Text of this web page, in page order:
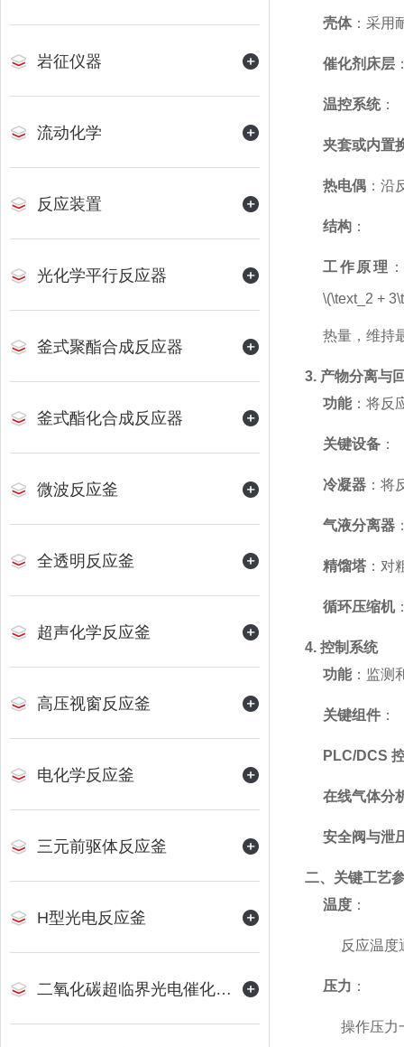
壳体：采用
催化剂床层
温控系统：
夹套或内置
热电偶 ：沿
结构 ：
工作原理
\(\text_2 +
热量，维持
3. 产物分离与
功能：将反
关键设备 ：
冷凝器 ：
气液分离器
精馏塔 ：对
循环压缩机
4. 控制系统
功能：监测
关键组件 ：
PLC/DCS
在线气体分
安全阀与泄
二、关键工艺
温度 ：
反应温
压力 ：
操作压力
岩征仪器
流动化学
反应装置
光化学平行反应器
釜式聚酯合成反应器
釜式酯化合成反应器
微波反应釜
全透明反应釜
超声化学反应釜
高压视窗反应釜
电化学反应釜
三元前驱体反应釜
H型光电反应釜
二氧化碳超临界光电催化反应装置